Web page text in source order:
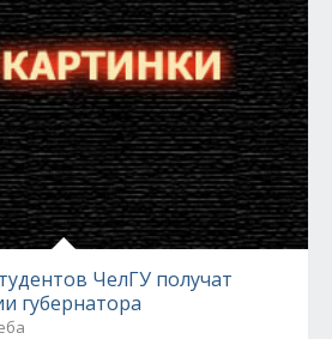
ЧелГУ получат
губернатора